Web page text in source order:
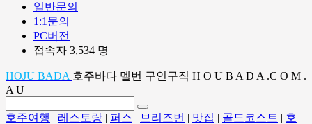
일반문의
1:1문의
PC버전
접속자 3,534 명
HOJU BADA 호주바다 멜번 구인구직 H O U B A D A .C O M .
A U
호주여행 | 레스토랑 | 퍼스 | 브리즈번 | 맛집 | 골드코스트 | 호